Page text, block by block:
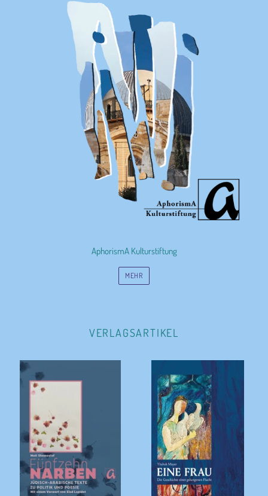
AphorismA Kulturstiftung
MEHR
VERLAGSARTIKEL
Fünfzehn
Narben
Frau